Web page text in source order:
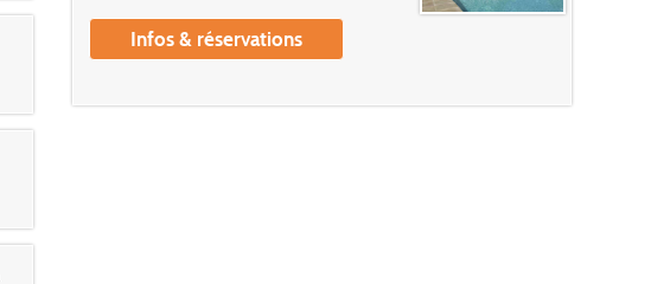
Infos & réservations